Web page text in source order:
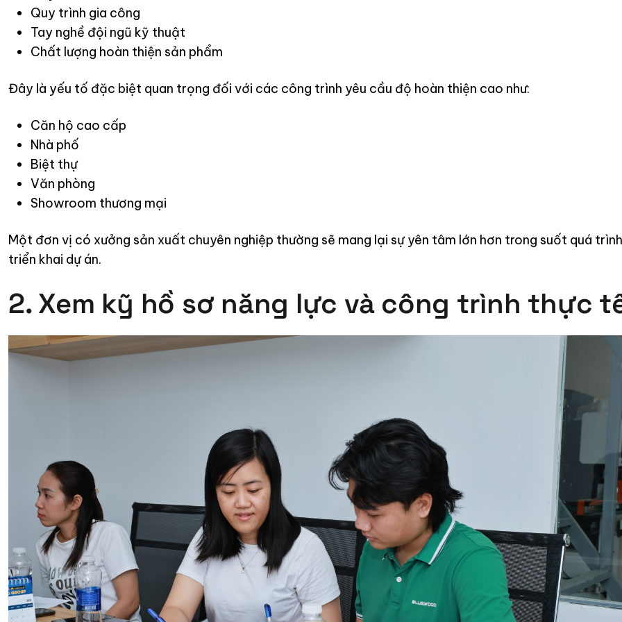
Quy trình gia công
Tay nghề đội ngũ kỹ thuật
Chất lượng hoàn thiện sản phẩm
Đây là yếu tố đặc biệt quan trọng đối với các công trình yêu cầu độ hoàn thiện cao như:
Căn hộ cao cấp
Nhà phố
Biệt thự
Văn phòng
Showroom thương mại
Một đơn vị có xưởng sản xuất chuyên nghiệp thường sẽ mang lại sự yên tâm lớn hơn trong suốt quá trình
triển khai dự án.
2. Xem kỹ hồ sơ năng lực và công trình thực